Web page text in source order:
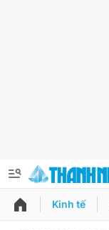
QUẢNG CÁO
Kinh tế